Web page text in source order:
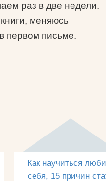
раз в две недели.
меняюсь
первом письме.
Как научиться
себя, 15 причин